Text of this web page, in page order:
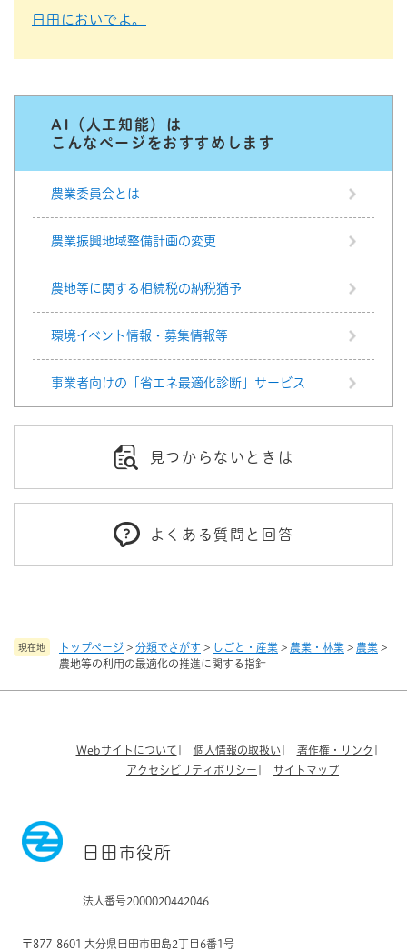
現在地 トップページ > 分類でさがす > しごと・産業 > 農業・林業 > 農業 >
農地等の利用の最適化の推進に関する指針
日田においでよ。
AI（人工知能）は
こんなページをおすすめします
農業委員会とは
農業振興地域整備計画の変更
農地等に関する相続税の納税猶予
環境イベント情報・募集情報等
事業者向けの「省エネ最適化診断」サービス
見つからないときは
よくある質問と回答
Webサイトについて 個人情報の取扱い
著作権・リンク
アクセシビリティポリシー
サイトマップ
日田市役所
法人番号2000020442046
〒877-8601 大分県日田市田島2丁目6番1号